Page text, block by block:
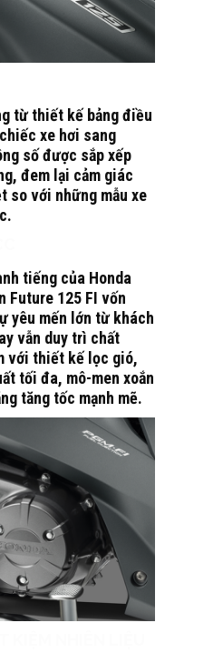
từ thiết kế bảng điều
xe hơi sang
số được sắp xếp
đem lại cảm giác
so với những mẫu xe
tiếng của Honda
Future 125 FI vốn
yêu mến lớn từ khách
vẫn duy trì chất
với thiết kế lọc gió,
tối đa, mô-men xoắn
tăng tốc mạnh mẽ.